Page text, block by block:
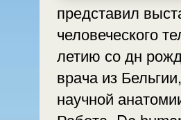
представил
человеческого
летию со дн рождения
врача из
научной